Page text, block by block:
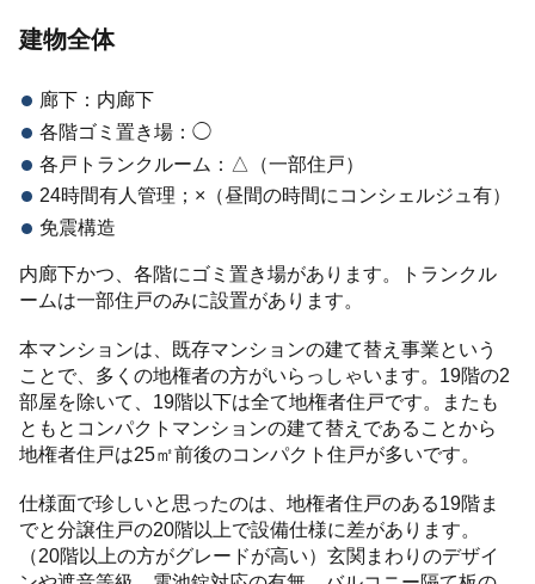
建物全体
廊下：内廊下
各階ゴミ置き場：◯
各戸トランクルーム：△（一部住戸）
24時間有人管理；×（昼間の時間にコンシェルジュ有）
免震構造
内廊下かつ、各階にゴミ置き場があります。トランクル
ームは一部住戸のみに設置があります。
本マンションは、既存マンションの建て替え事業という
ことで、多くの地権者の方がいらっしゃいます。19階の2
部屋を除いて、19階以下は全て地権者住戸です。またも
ともとコンパクトマンションの建て替えであることから
地権者住戸は25㎡前後のコンパクト住戸が多いです。
仕様面で珍しいと思ったのは、地権者住戸のある19階ま
でと分譲住戸の20階以上で設備仕様に差があります。
（20階以上の方がグレードが高い）玄関まわりのデザイ